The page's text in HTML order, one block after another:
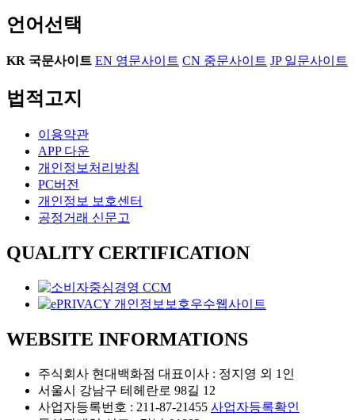
언어선택
KR 국문사이트 EN 영문사이트 CN 중문사이트 JP일문사이트
법적고지
이용약관
APP 다운
개인정보처리방침
PC버전
개인정보 보호센터
공정거래 신문고
QUALITY CERTIFICATION
WEBSITE INFORMATIONS
주식회사 현대백화점 대표이사 : 정지영 외 1인
서울시 강남구 테헤란로 98길 12
사업자등록번호 : 211-87-21455 사업자등록확인